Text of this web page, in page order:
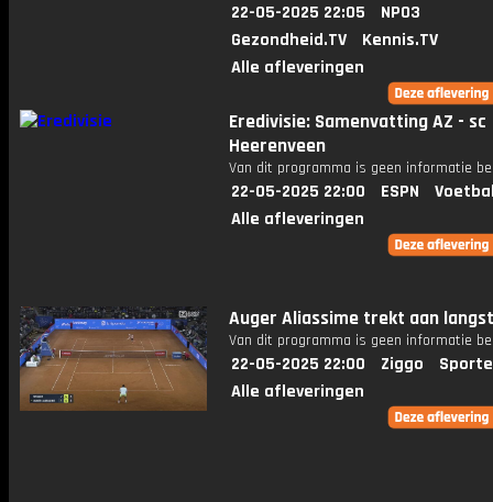
22-05-2025 22:05
NPO3
Gezondheid.TV
Kennis.TV
Alle afleveringen
Eredivisie: Samenvatting AZ - sc
Heerenveen
Van dit programma is geen informatie
22-05-2025 22:00 ESPN
Alle afleveringen
Auger Aliassime trekt aan
Van dit programma is geen informatie
22-05-2025 22:00 Ziggo
Alle afleveringen